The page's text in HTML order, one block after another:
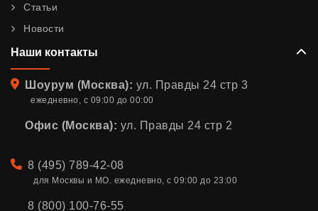
Статьи
Новости
Наши контакты
Адрес
Шоурум (Москва): ул. Правды 24 стр 3
ежедневно, с 09:00 до 00:00
Офис (Москва): ул. Правды 24 стр 2
Телефон
8 (495) 789-42-08
для Москвы и МО. ежедневно, с 09:00 до 23:00
8 (800) 100-76-55